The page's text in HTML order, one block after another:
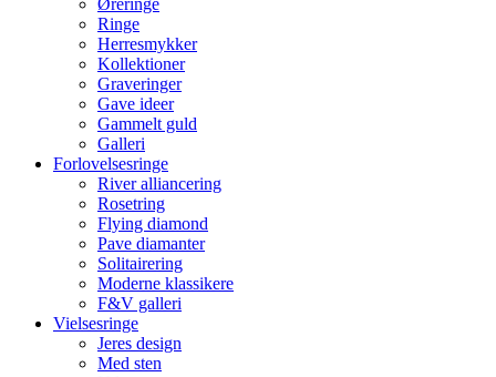
Ringe
Herresmykker
Kollektioner
Graveringer
Gave ideer
Gammelt guld
Galleri
Forlovelsesringe
River alliancering
Rosetring
Flying diamond
Pave diamanter
Solitairering
Moderne klassikere
F&V galleri
Vielsesringe
Jeres design
Med sten